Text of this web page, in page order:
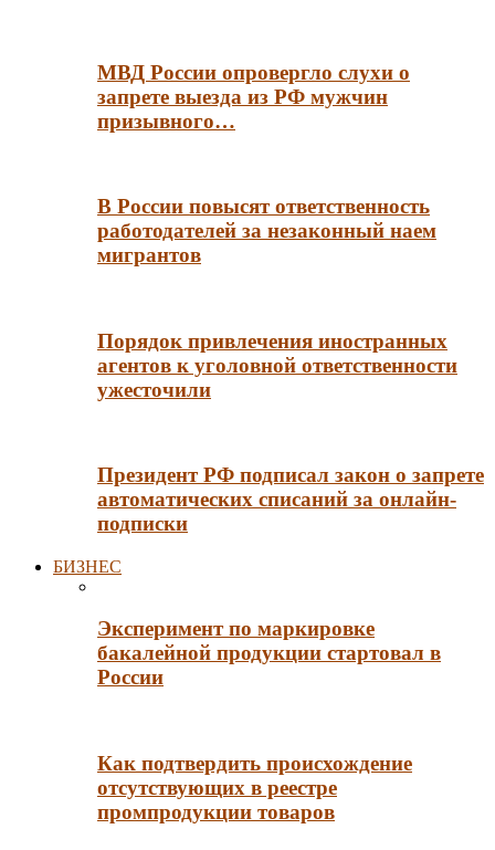
МВД России опровергло слухи о
запрете выезда из РФ мужчин
призывного…
В России повысят ответственность
работодателей за незаконный наем
мигрантов
Порядок привлечения иностранных
агентов к уголовной ответственности
ужесточили
Президент РФ подписал закон о запрете
автоматических списаний за онлайн-
подписки
БИЗНЕС
Эксперимент по маркировке
бакалейной продукции стартовал в
России
Как подтвердить происхождение
отсутствующих в реестре
промпродукции товаров